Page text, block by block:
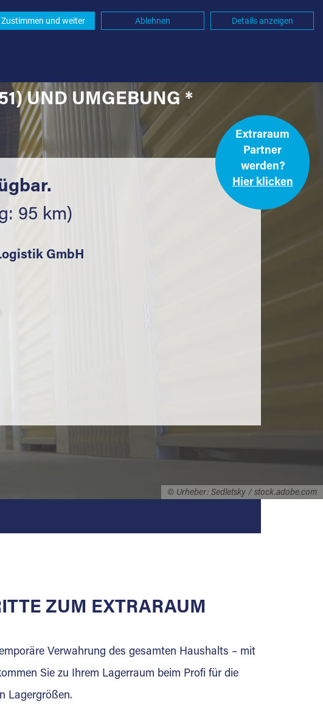
© Urheber: Sedletsky / stock.adobe.com
UND UMGEBUNG *
Extraraum
Partner
werden?
Hier klicken
95 km)
GmbH
Werden Sie jetzt Extraraum Partner und
ZUM EXTRARAUM
Verwahrung des gesamten Haushalts – mit
Sie zu Ihrem Lagerraum beim Profi für die
Lagergrößen.
Zustimmen und weiter Ablehnen Details anzeigen